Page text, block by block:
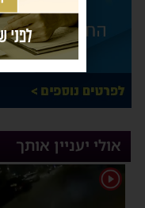
אולי יעניין אותך
1